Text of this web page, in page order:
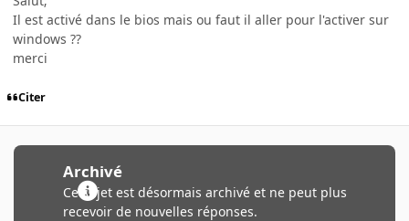
Il est activé dans le bios mais ou faut il aller pour l'activer sur
windows ??
merci
Citer
Archivé
Ce sujet est désormais archivé et ne peut plus
recevoir de nouvelles réponses.